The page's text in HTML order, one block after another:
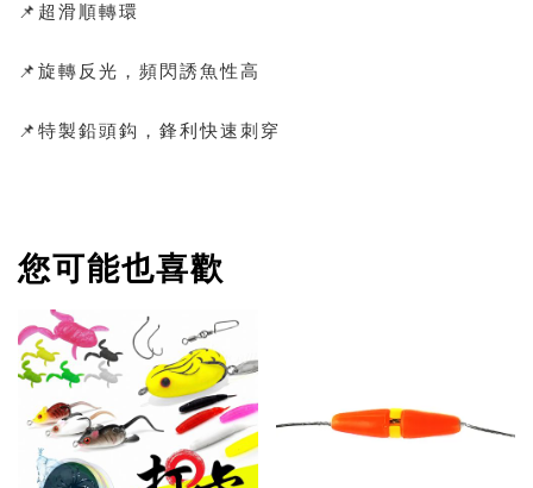
📌超滑順轉環
📌旋轉反光，頻閃誘魚性高
📌特製鉛頭鈎，鋒利快速刺穿
您可能也喜歡